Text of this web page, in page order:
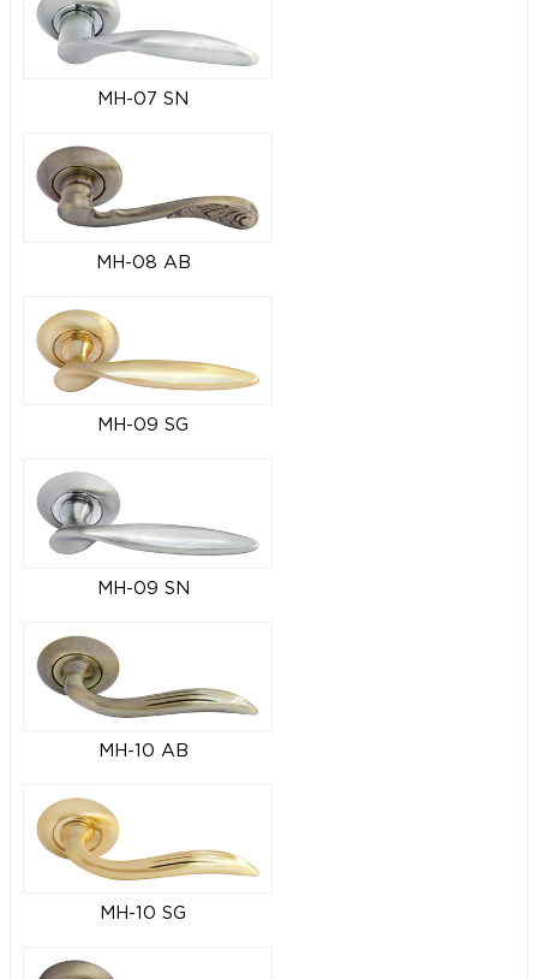
MH-07 SN
MH-08 AB
MH-09 SG
MH-09 SN
MH-10 AB
MH-10 SG